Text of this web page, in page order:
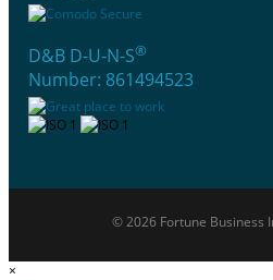
D&B D-U-N-S®
Number: 861494523
© 2026 Fortune Business
×